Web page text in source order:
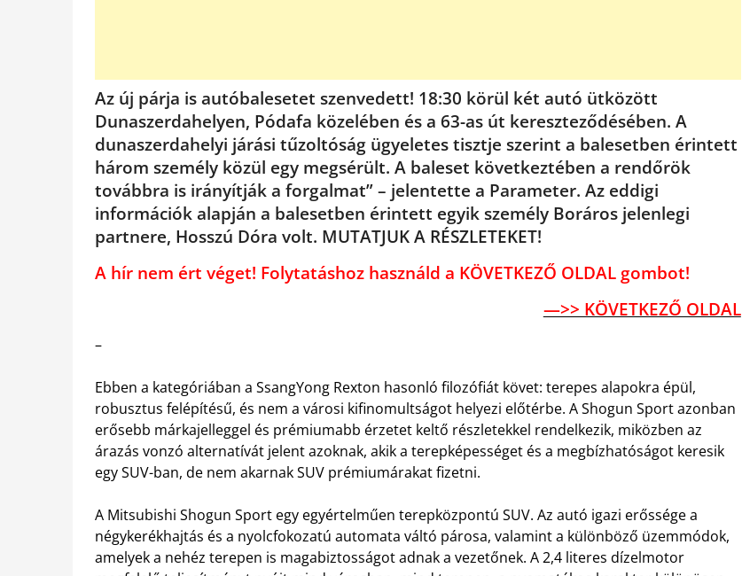
Az új párja is autóbalesetet szenvedett! 18:30 körül két autó ütközött
Dunaszerdahelyen, Pódafa közelében és a 63-as út kereszteződésében. A
dunaszerdahelyi járási tűzoltóság ügyeletes tisztje szerint a balesetben érintett
három személy közül egy megsérült. A baleset következtében a rendőrök
továbbra is irányítják a forgalmat” – jelentette a Parameter. Az eddigi
információk alapján a balesetben érintett egyik személy Boráros jelenlegi
partnere, Hosszú Dóra volt. MUTATJUK A RÉSZLETEKET!
A hír nem ért véget! Folytatáshoz használd a KÖVETKEZŐ OLDAL gombot!
—>> KÖVETKEZŐ OLDAL
–
Ebben a kategóriában a SsangYong Rexton hasonló filozófiát követ: terepes alapokra épül,
robusztus felépítésű, és nem a városi kifinomultságot helyezi előtérbe. A Shogun Sport azonban
erősebb márkajelleggel és prémiumabb érzetet keltő részletekkel rendelkezik, miközben az
árazás vonzó alternatívát jelent azoknak, akik a terepképességet és a megbízhatóságot keresik
egy SUV-ban, de nem akarnak SUV prémiumárakat fizetni.
A Mitsubishi Shogun Sport egy egyértelműen terepközpontú SUV. Az autó igazi erőssége a
négykerékhajtás és a nyolcfokozatú automata váltó párosa, valamint a különböző üzemmódok,
amelyek a nehéz terepen is magabiztosságot adnak a vezetőnek. A 2,4 literes dízelmotor